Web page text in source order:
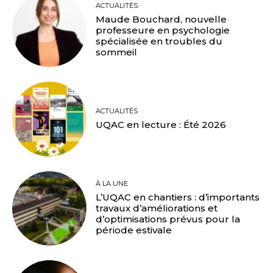
ACTUALITÉS
Maude Bouchard, nouvelle
professeure en psychologie
spécialisée en troubles du
sommeil
ACTUALITÉS
UQAC en lecture : Été 2026
À LA UNE
L’UQAC en chantiers : d’importants
travaux d’améliorations et
d’optimisations prévus pour la
période estivale